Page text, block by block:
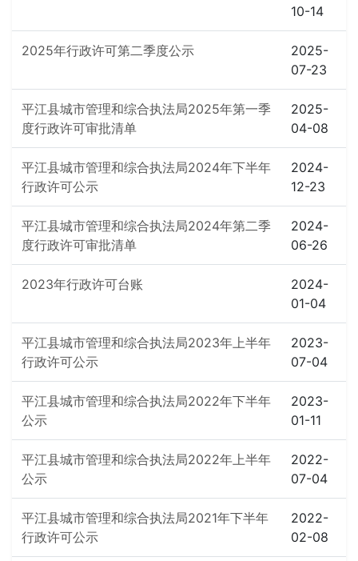
10-14
2025年行政许可第二季度公示
2025-
07-23
平江县城市管理和综合执法局2025年第一季
度行政许可审批清单
2025-
04-08
平江县城市管理和综合执法局2024年下半年
行政许可公示
2024-
12-23
平江县城市管理和综合执法局2024年第二季
度行政许可审批清单
2024-
06-26
2023年行政许可台账
2024-
01-04
平江县城市管理和综合执法局2023年上半年
行政许可公示
2023-
07-04
平江县城市管理和综合执法局2022年下半年
公示
2023-
01-11
平江县城市管理和综合执法局2022年上半年
公示
2022-
07-04
平江县城市管理和综合执法局2021年下半年
行政许可公示
2022-
02-08